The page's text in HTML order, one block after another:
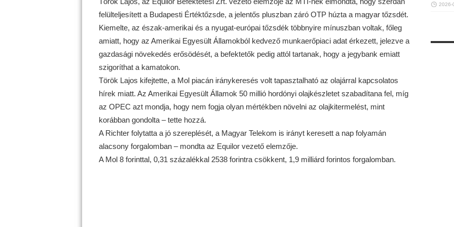
felülteljesített a Budapesti Értéktőzsde, a jelentős pluszban záró OTP húzta a magyar tőzsdét.
Kiemelte, az észak-amerikai és a nyugat-európai tőzsdék többnyire mínuszban voltak, főleg
amiatt, hogy az Amerikai Egyesült Államokból kedvező munkaerőpiaci adat érkezett, jelezve a
gazdasági növekedés erősödését, a befektetők pedig attól tartanak, hogy a jegybank emiatt
szigoríthat a kamatokon.
Török Lajos kifejtette, a Mol piacán iránykeresés volt tapasztalható az olajárral kapcsolatos
hírek miatt. Az Amerikai Egyesült Államok 50 millió hordónyi olajkészletet szabadítana fel, míg
az OPEC azt mondja, hogy nem fogja olyan mértékben növelni az olajkitermelést, mint
korábban gondolta – tette hozzá.
A Richter folytatta a jó szereplését, a Magyar Telekom is irányt keresett a nap folyamán
alacsony forgalomban – mondta az Equilor vezető elemzője.
A Mol 8 forinttal, 0,31 százalékkal 2538 forintra csökkent, 1,9 milliárd forintos forgalomban.
2026-